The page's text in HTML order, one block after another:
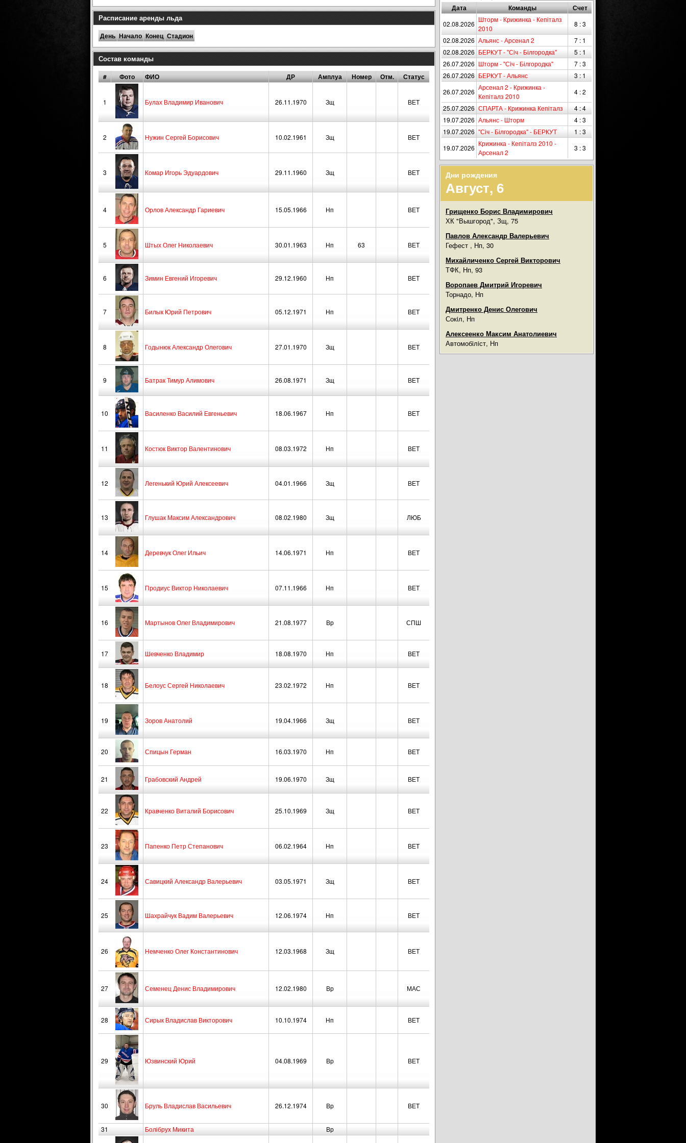
Дата Команды Счет
02.08.2026
Шторм - Крижинка - Кепіталз
2010
8 : 3
02.08.2026 Альянс - Арсенал 2
7 : 1
02.08.2026 БЕРКУТ - "Сiч - Білгородка"
5 : 1
26.07.2026 Шторм - "Сiч - Білгородка"
7 : 3
26.07.2026 БЕРКУТ - Альянс
3 : 1
26.07.2026
Арсенал 2 - Крижинка -
Кепіталз 2010
4 : 2
25.07.2026 СПАРТА - Крижинка Кепіталз
4 : 4
19.07.2026 Альянс - Шторм
4 : 3
19.07.2026 "Сiч - Білгородка" - БЕРКУТ
1 : 3
19.07.2026
Крижинка - Кепіталз 2010 -
Арсенал 2
3 : 3
Дни рождения
Август, 6
Грищенко Борис Владимирович
ХК "Вышгород", Зщ, 75
Павлов Александр Валерьевич
Гефест , Нп, 30
Михайличенко Сергей Викторович
ТФК, Нп, 93
Воропаев Дмитрий Игоревич
Торнадо, Нп
Дмитренко Денис Олегович
Сокiл, Нп
Алексеенко Максим Анатолиевич
Автомобiлiст, Нп
Расписание аренды льда
День Начало Конец Стадион
Состав команды
# Фото ФИО ДР Амплуа Номер Отм. Статус
1 Булах Владимир Иванович 26.11.1970 Зщ ВЕТ
2 Нужин Сергей Борисович 10.02.1961 Зщ ВЕТ
3 Комар Игорь Эдуардович 29.11.1960 Зщ ВЕТ
4 Орлов Александр Гариевич 15.05.1966 Нп ВЕТ
5 Штых Олег Николаевич 30.01.1963 Нп 63 ВЕТ
6 Зимин Евгений Игоревич 29.12.1960 Нп ВЕТ
7 Билык Юрий Петрович 05.12.1971 Нп ВЕТ
8 Годынюк Александр Олегович 27.01.1970 Зщ ВЕТ
9 Батрак Тимур Алимович 26.08.1971 Зщ ВЕТ
10 Василенко Василий Евгеньевич 18.06.1967 Нп ВЕТ
11 Костюк Виктор Валентинович 08.03.1972 Нп ВЕТ
12 Легенький Юрий Алексеевич 04.01.1966 Зщ ВЕТ
13 Глушак Максим Александрович 08.02.1980 Зщ ЛЮБ
14 Деревчук Олег Ильич 14.06.1971 Нп ВЕТ
15 Продиус Виктор Николаевич 07.11.1966 Нп ВЕТ
16 Мартынов Олег Владимирович 21.08.1977 Вр СПШ
17 Шевченко Владимир 18.08.1970 Нп ВЕТ
18 Белоус Сергей Николаевич 23.02.1972 Нп ВЕТ
19 Зоров Анатолий 19.04.1966 Зщ ВЕТ
20 Спицын Герман 16.03.1970 Нп ВЕТ
21 Грабовский Андрей 19.06.1970 Зщ ВЕТ
22 Кравченко Виталий Борисович 25.10.1969 Зщ ВЕТ
23 Папенко Петр Степанович 06.02.1964 Нп ВЕТ
24 Савицкий Александр Валерьевич 03.05.1971 Зщ ВЕТ
25 Шахрайчук Вадим Валерьевич 12.06.1974 Нп ВЕТ
26 Немченко Олег Константинович 12.03.1968 Зщ ВЕТ
27 Семенец Денис Владимирович 12.02.1980 Вр МАС
28 Сирык Владислав Викторович 10.10.1974 Нп ВЕТ
29 Юзвинский Юрий 04.08.1969 Вр ВЕТ
30 Бруль Владислав Васильевич 26.12.1974 Вр ВЕТ
31 Болібрух Микита Вр